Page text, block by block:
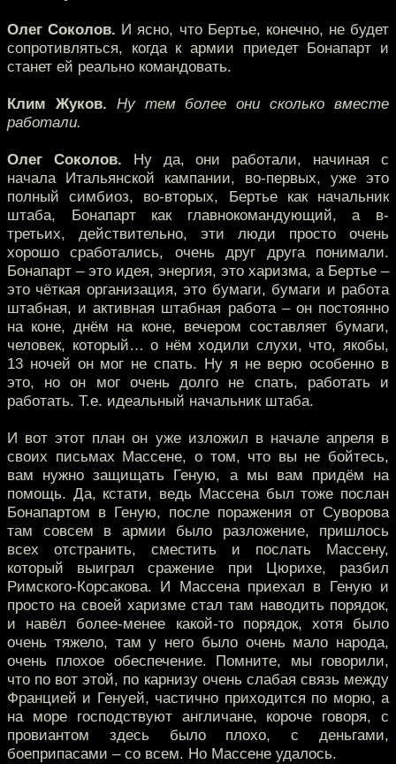
Олег Соколов. И ясно, что Бертье, конечно, не будет
сопротивляться, когда к армии приедет Бонапарт и
станет ей реально командовать.
Клим Жуков. Ну тем более они сколько вместе
работали.
Олег Соколов. Ну да, они работали, начиная с
начала Итальянской кампании, во-первых, уже это
полный симбиоз, во-вторых, Бертье как начальник
штаба, Бонапарт как главнокомандующий, а в-
третьих, действительно, эти люди просто очень
хорошо сработались, очень друг друга понимали.
Бонапарт – это идея, энергия, это харизма, а Бертье –
это чёткая организация, это бумаги, бумаги и работа
штабная, и активная штабная работа – он постоянно
на коне, днём на коне, вечером составляет бумаги,
человек, который… о нём ходили слухи, что, якобы,
13 ночей он мог не спать. Ну я не верю особенно в
это, но он мог очень долго не спать, работать и
работать. Т.е. идеальный начальник штаба.
И вот этот план он уже изложил в начале апреля в
своих письмах Массене, о том, что вы не бойтесь,
вам нужно защищать Геную, а мы вам придём на
помощь. Да, кстати, ведь Массена был тоже послан
Бонапартом в Геную, после поражения от Суворова
там совсем в армии было разложение, пришлось
всех отстранить, сместить и послать Массену,
который выиграл сражение при Цюрихе, разбил
Римского-Корсакова. И Массена приехал в Геную и
просто на своей харизме стал там наводить порядок,
и навёл более-менее какой-то порядок, хотя было
очень тяжело, там у него было очень мало народа,
очень плохое обеспечение. Помните, мы говорили,
что по вот этой, по карнизу очень слабая связь между
Францией и Генуей, частично приходится по морю, а
на море господствуют англичане, короче говоря, с
провиантом здесь было плохо, с деньгами,
боеприпасами – со всем. Но Массене удалось.